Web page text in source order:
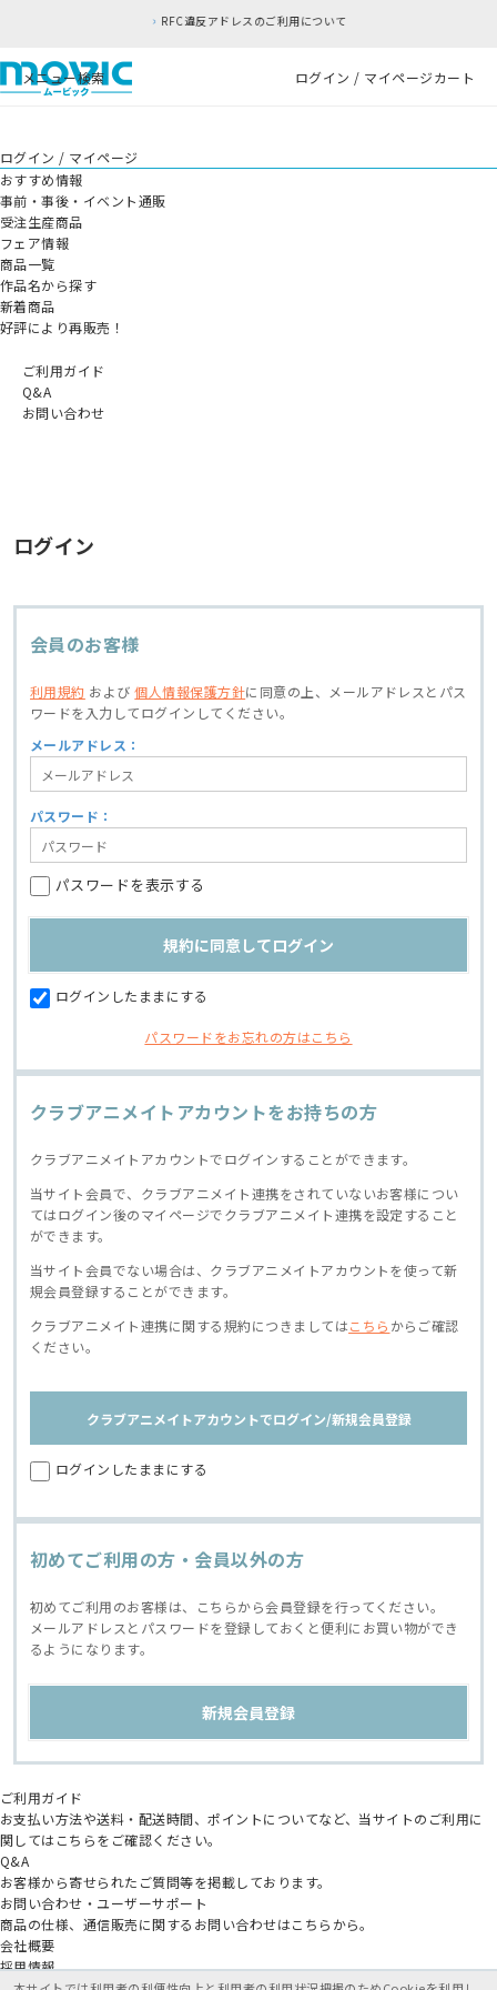
RFC違反アドレスのご利用について
メニュー検索 ログイン / マイページカート
ログイン / マイページ
おすすめ情報
事前・事後・イベント通販
受注生産商品
フェア情報
商品一覧
作品名から探す
新着商品
好評により再販売！
ご利用ガイド
Q&A
お問い合わせ
ログイン
会員のお客様
利用規約 および個人情報保護方針に同意の上、
メールアドレスとパス
ワードを入力してログインしてください。
メールアドレス：
パスワード：
パスワードを表示する
ログインしたままにする
パスワードをお忘れの方はこちら
クラブアニメイトアカウントをお持ちの方
クラブアニメイトアカウントでログインすることができます。
当サイト会員で、クラブアニメイト連携をされていないお客様につい
てはログイン後のマイページでクラブアニメイト連携を設定すること
ができます。
当サイト会員でない場合は、クラブアニメイトアカウントを使って新
規会員登録することができます。
クラブアニメイト連携に関する規約につきましてはこちら からご確認
ください。
クラブアニメイトアカウントでログイン/新規会員登録
ログインしたままにする
初めてご利用の方・会員以外の方
初めてご利用のお客様は、こちらから会員登録を行ってください。
メールアドレスとパスワードを登録しておくと便利にお買い物ができ
るようになります。
ご利用ガイド
お支払い方法や送料・配送時間、ポイントについてなど、当サイトのご利用に
関してはこちらをご確認ください。
Q&A
お客様から寄せられたご質問等を掲載しております。
お問い合わせ・ユーザーサポート
商品の仕様、通信販売に関するお問い合わせはこちらから。
会社概要
採用情報